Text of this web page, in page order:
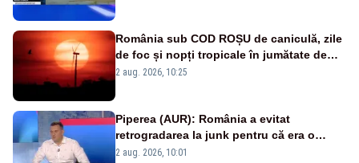
România sub COD ROȘU de caniculă, zile
de foc și nopți tropicale în jumătate de
țară
2 aug. 2026, 10:25
Piperea (AUR): România a evitat
retrogradarea la junk pentru că era o
catastrofă pentru bănci și fondurile de
2 aug. 2026, 10:01